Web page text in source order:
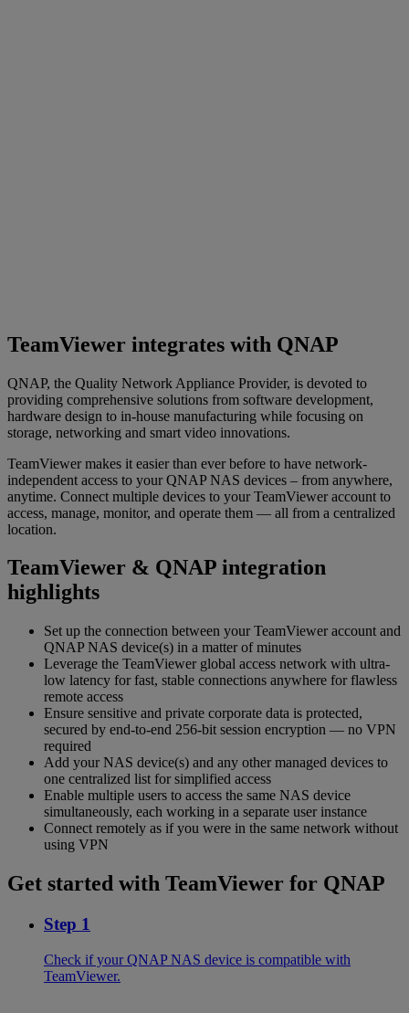
TeamViewer integrates with QNAP
QNAP, the Quality Network Appliance Provider, is devoted to
providing comprehensive solutions from software development,
hardware design to in-house manufacturing while focusing on
storage, networking and smart video innovations.
TeamViewer makes it easier than ever before to have network-
independent access to your QNAP NAS devices – from anywhere,
anytime. Connect multiple devices to your TeamViewer account to
access, manage, monitor, and operate them — all from a centralized
location.
TeamViewer & QNAP integration
highlights
Set up the connection between your TeamViewer account and
QNAP NAS device(s) in a matter of minutes
Leverage the TeamViewer global access network with ultra-
low latency for fast, stable connections anywhere for flawless
remote access
Ensure sensitive and private corporate data is protected,
secured by end-to-end 256-bit session encryption — no VPN
required
Add your NAS device(s) and any other managed devices to
one centralized list for simplified access
Enable multiple users to access the same NAS device
simultaneously, each working in a separate user instance
Connect remotely as if you were in the same network without
using VPN
Get started with TeamViewer for QNAP
Step 1
Check if your QNAP NAS device is compatible with
TeamViewer.